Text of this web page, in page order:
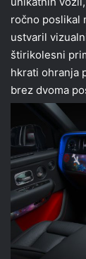
ročno poslikal
ustvaril
štirikolesni
hkrati ohranja
brez dvoma